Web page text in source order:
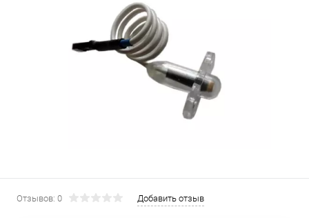
Отзывов: 0 Добавить отзыв